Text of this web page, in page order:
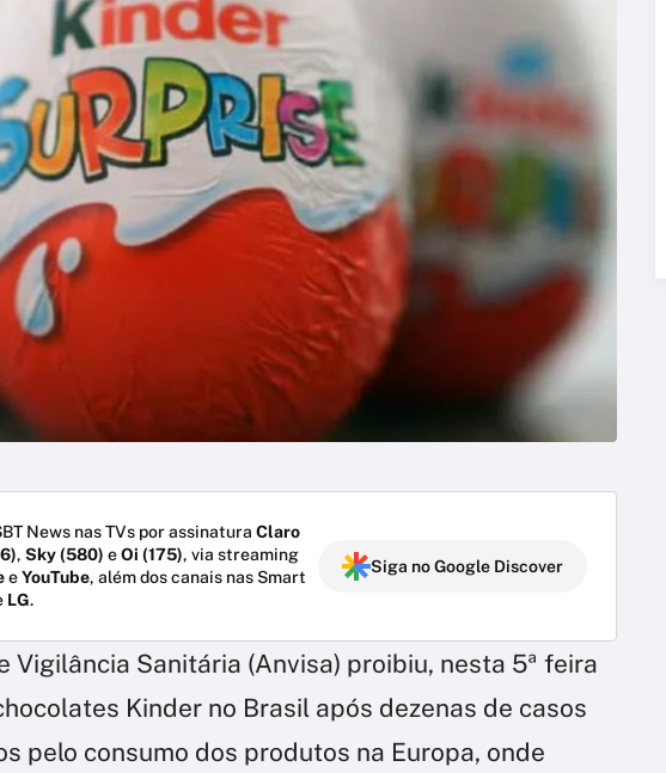
News nas TVs por assinatura Claro
, Sky (580) eOi (175), via streaming
eYouTube, além dos canais nas Smart
LG.
Siga no Google Discover
Vigilância Sanitária (Anvisa) proibiu, nesta 5ª feira
Kinder no Brasil após dezenas de casos
pelo consumo dos produtos na Europa, onde